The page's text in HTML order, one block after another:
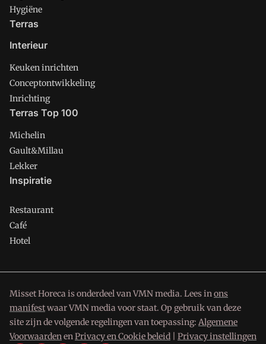
Hygiëne
Terras
Interieur
Keuken inrichten
Conceptontwikkeling
Inrichting
Terras Top 100
Michelin
Gault&Millau
Lekker
Inspiratie
Restaurant
Café
Hotel
Misset Horeca is onderdeel van VMN media. Lees inons
manifestwaar VMN media voor staat. Op gebruik van deze
site zijn de volgende regelingen van toepassing: Algemene
VoorwaardenenPrivacy en Cookie beleid Privacy instellingen